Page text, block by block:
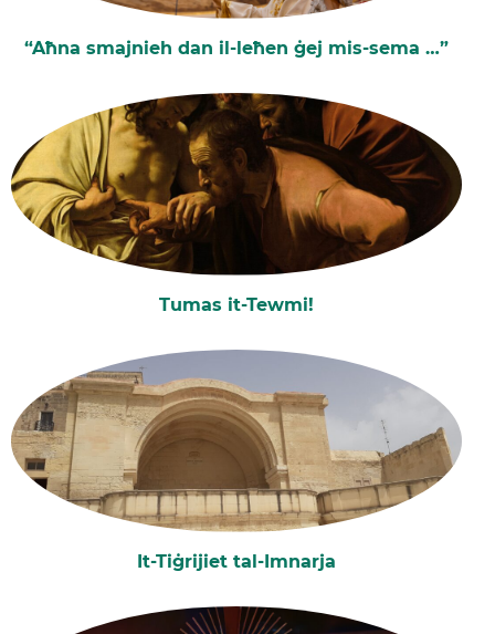
“Aħna smajnieh dan il-leħen ġej mis-sema …”
Tumas it-Tewmi!
It-Tiġrijiet tal-Imnarja